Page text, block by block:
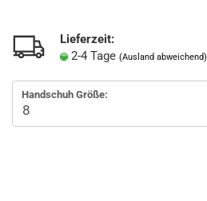
Lieferzeit:
2-4 Tage (Ausland abweichend)
Handschuh Größe: